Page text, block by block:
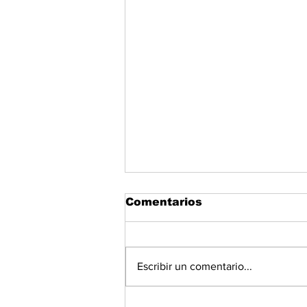
Comentarios
Escribir un comentario...